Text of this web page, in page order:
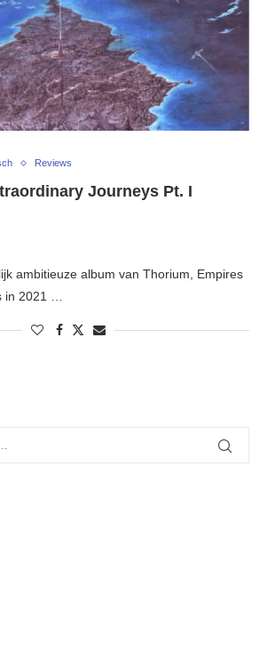
Reviews
Journeys Pt. I
ambitieuze album van Thorium, Empires
in 2021 …